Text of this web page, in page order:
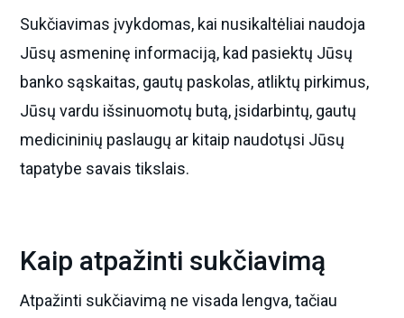
Sukčiavimas įvykdomas, kai nusikaltėliai naudoja
Jūsų asmeninę informaciją, kad pasiektų Jūsų
banko sąskaitas, gautų paskolas, atliktų pirkimus,
Jūsų vardu išsinuomotų butą, įsidarbintų, gautų
medicininių paslaugų ar kitaip naudotųsi Jūsų
tapatybe savais tikslais.
Kaip atpažinti sukčiavimą
Atpažinti sukčiavimą ne visada lengva, tačiau